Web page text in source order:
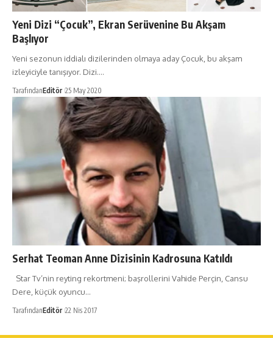
Yeni Dizi “Çocuk”, Ekran Serüvenine Bu Akşam
Başlıyor
Yeni sezonun iddialı dizilerinden olmaya aday Çocuk, bu akşam
izleyiciyle tanışıyor. Dizi.…
TarafındanEditör 25 May 2020
Serhat Teoman Anne Dizisinin Kadrosuna Katıldı
Star Tv’nin reyting rekortmeni; başrollerini Vahide Perçin, Cansu
Dere, küçük oyuncu…
TarafındanEditör 22 Nis 2017